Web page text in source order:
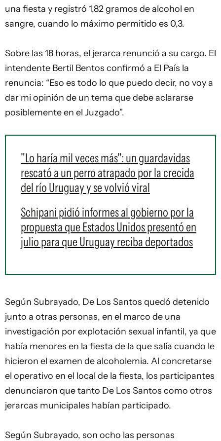
una fiesta y registró 1,82 gramos de alcohol en
sangre, cuando lo máximo permitido es 0,3.
Sobre las 18 horas, el jerarca renunció a su cargo. El
intendente Bertil Bentos confirmó a El País la
renuncia: “Eso es todo lo que puedo decir, no voy a
dar mi opinión de un tema que debe aclararse
posiblemente en el Juzgado”.
"Lo haría mil veces más": un guardavidas
rescató a un perro atrapado por la crecida
del río Uruguay y se volvió viral
Schipani pidió informes al gobierno por la
propuesta que Estados Unidos presentó en
julio para que Uruguay reciba deportados
Según Subrayado, De Los Santos quedó detenido
junto a otras personas, en el marco de una
investigación por explotación sexual infantil, ya que
había menores en la fiesta de la que salía cuando le
hicieron el examen de alcoholemia. Al concretarse
el operativo en el local de la fiesta, los participantes
denunciaron que tanto De Los Santos como otros
jerarcas municipales habían participado.
Según Subrayado, son ocho las personas